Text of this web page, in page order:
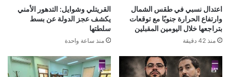
اعتدال نسبي في طقس الشمال
وارتفاع الحرارة جنوبًا مع توقعات
بتراجعها خلال اليومين المقبلين
منذ 42 دقيقة
القريتلي وشوايل: التدهور الأمني
يكشف عجز الدولة عن بسط
سلطتها
منذ ساعة واحدة